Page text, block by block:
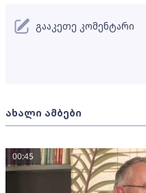
ახალი ამბები
00:45
გააკეთე კომენტარი